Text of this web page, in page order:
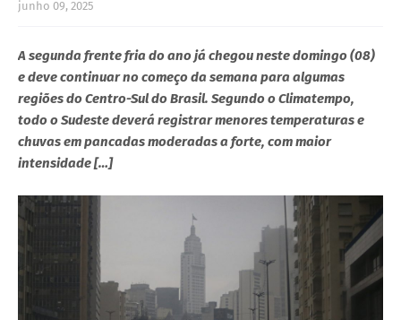
junho 09, 2025
A segunda frente fria do ano já chegou neste domingo (08)
e deve continuar no começo da semana para algumas
regiões do Centro-Sul do Brasil. Segundo o Climatempo,
todo o Sudeste deverá registrar menores temperaturas e
chuvas em pancadas moderadas a forte, com maior
intensidade […]